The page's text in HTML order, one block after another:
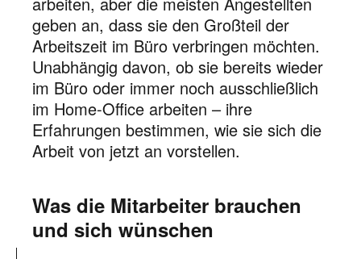
geben an, dass sie den Großteil der
Arbeitszeit im Büro verbringen möchten.
Unabhängig davon, ob sie bereits wieder
im Büro oder immer noch ausschließlich
im Home-Office arbeiten – ihre
Erfahrungen bestimmen, wie sie sich die
Arbeit von jetzt an vorstellen.
Was die Mitarbeiter brauchen
und sich wünschen